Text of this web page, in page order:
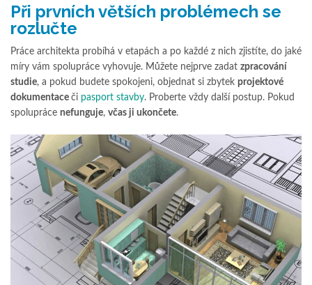
Při prvních větších problémech se
rozlučte
Práce architekta probíhá v etapách a po každé z nich zjistíte, do jaké
míry vám spolupráce vyhovuje. Můžete nejprve zadat zpracování
studie, a pokud budete spokojeni, objednat si zbytek projektové
dokumentace či pasport stavby. Proberte vždy další postup. Pokud
spolupráce nefunguje, včas ji ukončete.